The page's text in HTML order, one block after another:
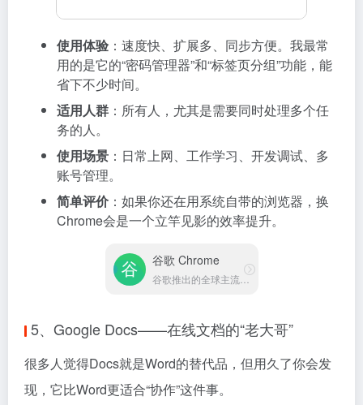
使用体验 ：速度快、扩展多、同步方便。我最常
用的是它的“密码管理器”和“标签页分组”功能，能
省下不少时间。
适用人群 ：所有人，尤其是需要同时处理多个任
务的人。
使用场景 ：日常上网、工作学习、开发调试、多
账号管理。
简单评价：如果你还在用系统自带的浏览器，换
Chrome会是一个立竿见影的效率提升。
谷歌 Chrome
谷歌推出的全球主流浏览器
5、Google Docs——在线文档的“老大哥”
很多人觉得Docs就是Word的替代品，但用久了你会发
现，它比Word更适合“协作”这件事。